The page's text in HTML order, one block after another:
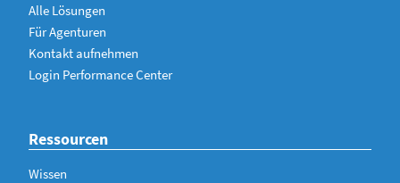
Alle Lösungen
Für Agenturen
Kontakt aufnehmen
Login Performance Center
Ressourcen
Wissen